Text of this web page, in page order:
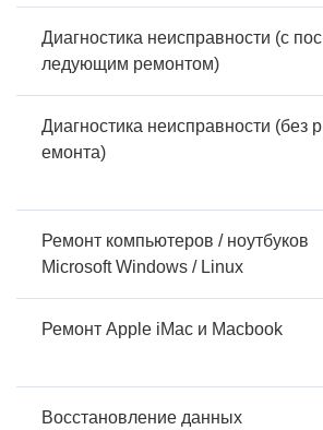
Диагностика неисправности (с пос
ледующим ремонтом)
Диагностика неисправности (без р
емонта)
Ремонт компьютеров / ноутбуков
Microsoft Windows / Linux
Ремонт Apple iMac и Macbook
Восстановление данных